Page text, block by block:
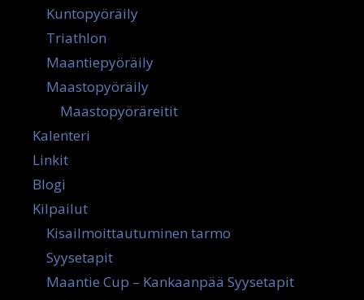
Kuntopyöräily
Triathlon
Maantiepyöräily
Maastopyöräily
Maastopyöräreitit
Kalenteri
Linkit
Blogi
Kilpailut
Kisailmoittautuminen tarmo
Syysetapit
Maantie Cup – Kankaanpää Syysetapit